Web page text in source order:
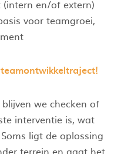
en/of extern)
voor teamgroei,
we checken of
interventie is, wat
ligt de oplossing
terrein en gaat het